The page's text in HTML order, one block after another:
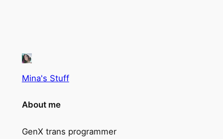
Mina's Stuff
About me
GenX trans programmer